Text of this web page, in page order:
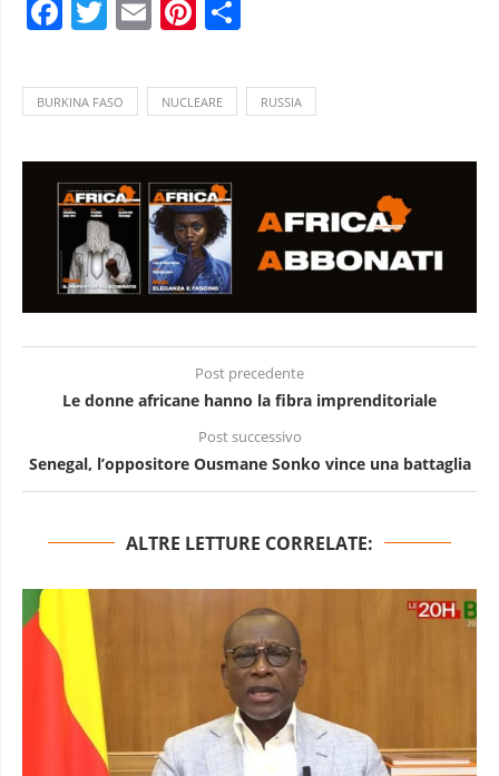
Facebook
Twitter
EmailPinterest
BURKINA FASO NUCLEARE RUSSIA
Post precedente
Le donne africane hanno la fibra imprenditoriale
Post successivo
Senegal, l’oppositore Ousmane Sonko vince una battaglia
ALTRE LETTURE CORRELATE: